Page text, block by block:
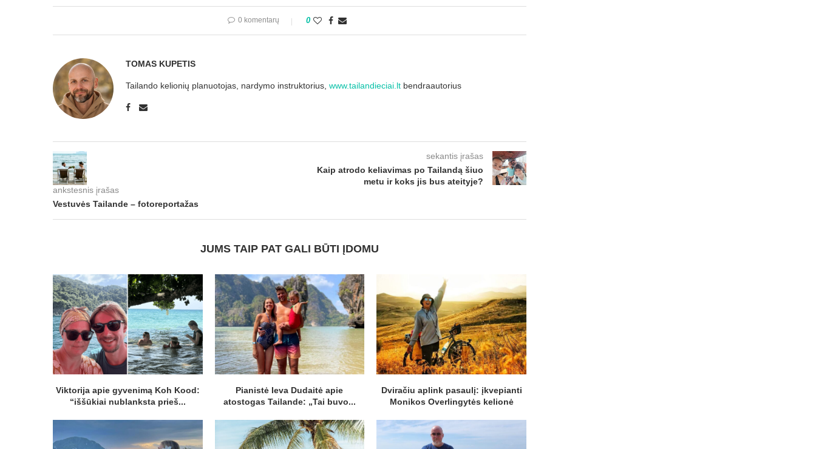
0 komentarų 0
TOMAS KUPETIS
Tailando kelionių planuotojas, nardymo instruktorius, www.tailandieciai.lt bendraautorius
ankstesnis įrašas
Vestuvės Tailande – fotoreportažas
sekantis įrašas
Kaip atrodo keliavimas po Tailandą šiuo
metu ir koks jis bus ateityje?
JUMS TAIP PAT GALI BŪTI ĮDOMU
Viktorija apie gyvenimą Koh Kood:
“iššūkiai nublanksta prieš...
Pianistė Ieva Dudaitė apie
atostogas Tailande: „Tai buvo...
Dviračiu aplink pasaulį: įkvepianti
Monikos Overlingytės kelionė